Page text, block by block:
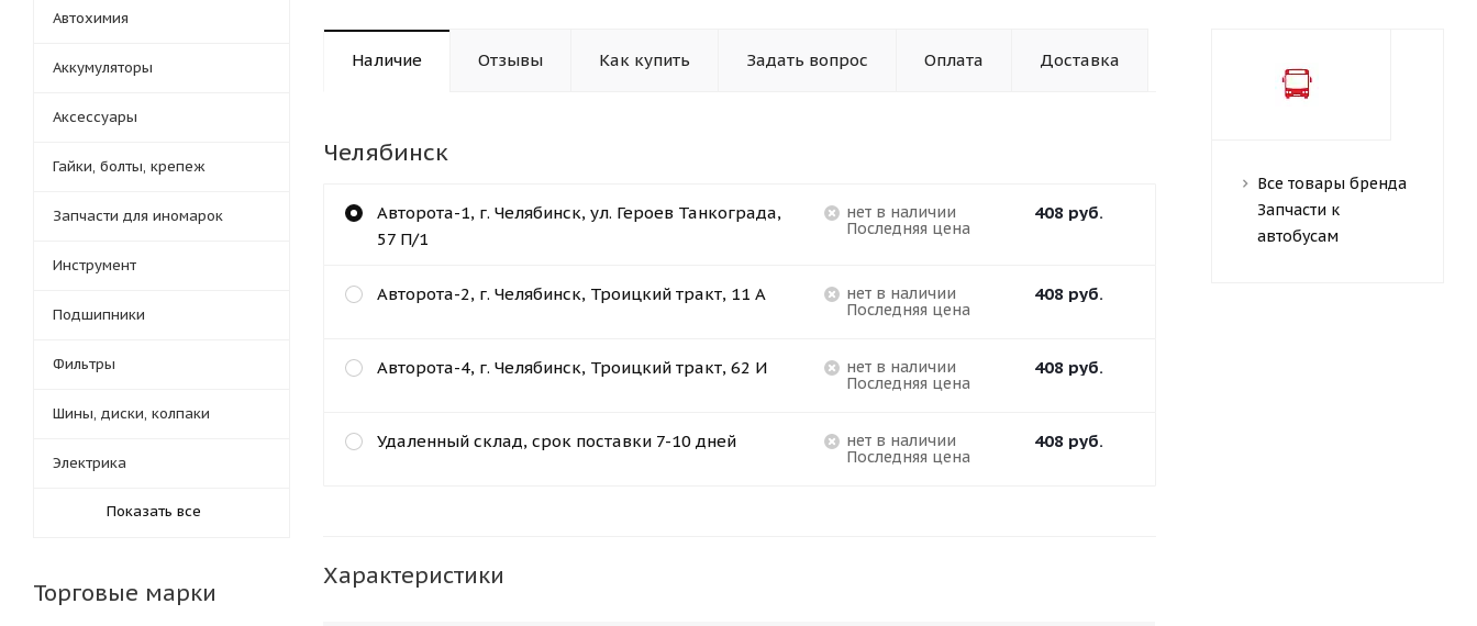
Наличие Отзывы Как купить Задать вопрос Оплата Доставка
Челябинск
Нет в наличии
Последняя цена
408руб.
Авторота-1, г. Челябинск, ул. Героев Танкограда,
57 П/1
Нет в наличии
Последняя цена
408руб.
Авторота-2, г. Челябинск, Троицкий тракт, 11 А
Нет в наличии
Последняя цена
408руб.
Авторота-4, г. Челябинск, Троицкий тракт, 62 И
Нет в наличии
Последняя цена
408руб.
Удаленный склад, срок поставки 7-10 дней
Характеристики
Все товары бренда
Запчасти к
автобусам
Автохимия
Аккумуляторы
Аксессуары
Гайки, болты, крепеж
Запчасти для иномарок
Инструмент
Подшипники
Фильтры
Шины, диски, колпаки
Электрика
Показать все
Торговые марки